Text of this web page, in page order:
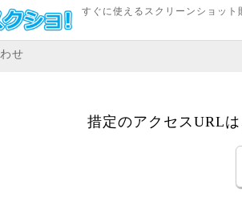
すぐに使えるスクリーンショット
せ
措定のアクセスURL